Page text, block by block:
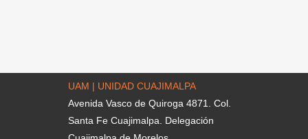
UAM | UNIDAD CUAJIMALPA
Avenida Vasco de Quiroga 4871. Col.
Santa Fe Cuajimalpa. Delegación